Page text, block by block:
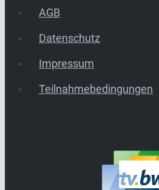
AGB
Datenschutz
Impressum
Teilnahmebedingungen